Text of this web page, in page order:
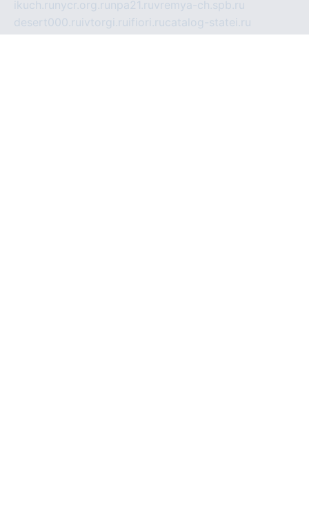
ikuch.ru nycr.org.ru npa21.ruvremya-ch.spb.ru
desert000.ru ivtorgi.ru ifiori.rucatalog-statei.ru
dcv.org.ruspetsmaster174.ruipkameryhiseeu.ru